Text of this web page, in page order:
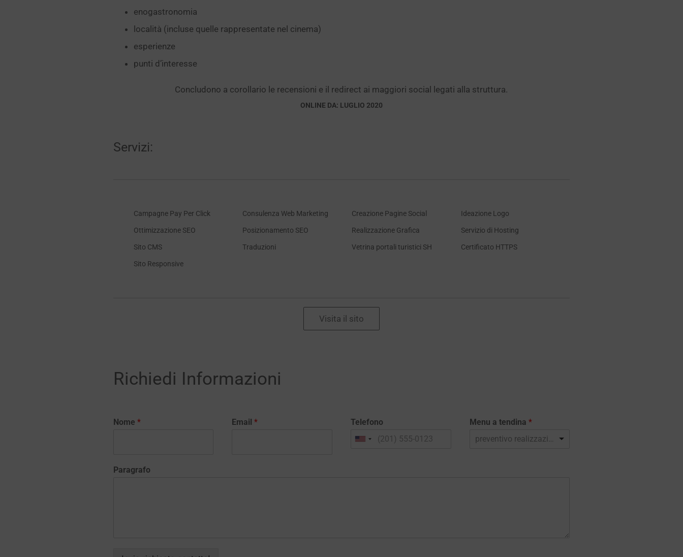
enogastronomia
località (incluse quelle rappresentate nel cinema)
esperienze
punti d’interesse
Concludono a corollario le recensioni e il redirect ai maggiori social legati alla struttura.
ONLINE DA: LUGLIO 2020
Servizi:
Campagne Pay Per Click Consulenza Web Marketing Creazione Pagine Social Ideazione Logo
Ottimizzazione SEO Posizionamento SEO Realizzazione Grafica Servizio di Hosting
Sito CMS Traduzioni Vetrina portali turistici SH Certificato HTTPS
Sito Responsive
Visita il sito
Richiedi Informazioni
Nome * Email* Telefono Menu a tendina *
preventivo realizzazione sito web
Paragrafo